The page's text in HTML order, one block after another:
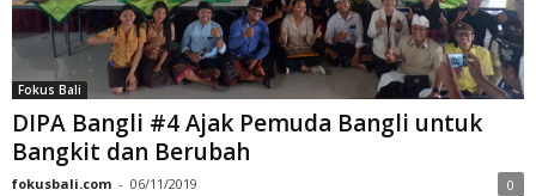
Fokus Bali
DIPA Bangli #4 Ajak Pemuda Bangli untuk
Bangkit dan Berubah
fokusbali.com - 06/11/2019 0